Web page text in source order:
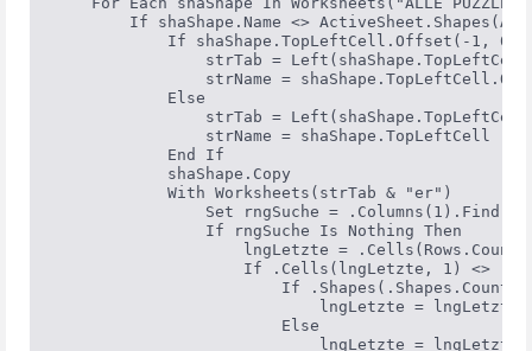
If shaShape.Name <>
If shaShape.TopLeftCell.Offset(-1, 0)
strTab =
strName =
            Else
strTab =
                strName = shaShape.TopLeftCell
            End If
            shaShape.Copy
            With Worksheets(strTab & "er")
Set rngSuche =
                If rngSuche Is Nothing Then
lngLetzte =
If .Cells(lngLetzte, 1) <> ""
If
lngLetzte = lngLetzte
                        Else
lngLetzte = lngLetzte